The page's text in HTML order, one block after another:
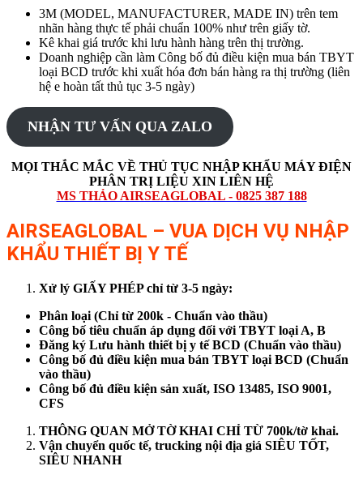
3M (MODEL, MANUFACTURER, MADE IN) trên tem
nhãn hàng thực tế phải chuẩn 100% như trên giấy tờ.
Kê khai giá trước khi lưu hành hàng trên thị trường.
Doanh nghiệp cần làm Công bố đủ điều kiện mua bán TBYT
loại BCD trước khi xuất hóa đơn bán hàng ra thị trường (liên
hệ e hoàn tất thủ tục 3-5 ngày)
NHẬN TƯ VẤN QUA ZALO
MỌI THẮC MẮC VỀ THỦ TỤC NHẬP KHẨU MÁY ĐIỆN
PHÂN TRỊ LIỆU XIN LIÊN HỆ
MS THẢO AIRSEAGLOBAL - 0825 387 188
AIRSEAGLOBAL – VUA DỊCH VỤ NHẬP
KHẨU THIẾT BỊ Y TẾ
Xử lý GIẤY PHÉP chỉ từ 3-5 ngày:
Phân loại (Chỉ từ 200k - Chuẩn vào thầu)
Công bố tiêu chuẩn áp dụng đối với TBYT loại A, B
Đăng ký Lưu hành thiết bị y tế BCD (Chuẩn vào thầu)
Công bố đủ điều kiện mua bán TBYT loại BCD (Chuẩn
vào thầu)
Công bố đủ điều kiện sản xuất, ISO 13485, ISO 9001,
CFS
THÔNG QUAN MỞ TỜ KHAI CHỈ TỪ 700k/tờ khai.
Vận chuyển quốc tế, trucking nội địa giá SIÊU TỐT,
SIÊU NHANH